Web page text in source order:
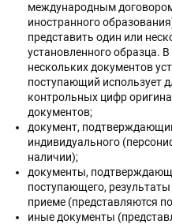
международным
иностранного
представить один или
установленного образца.
нескольких документов
поступающий использует
контрольных цифр
документов;
документ,
индивидуального
наличии);
документы,
поступающего,
приеме (представляются
иные документы